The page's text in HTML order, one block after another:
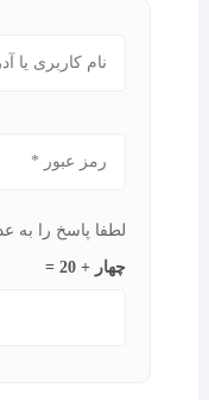
لطفا پاسخ را به عدد
چهار + 20 =